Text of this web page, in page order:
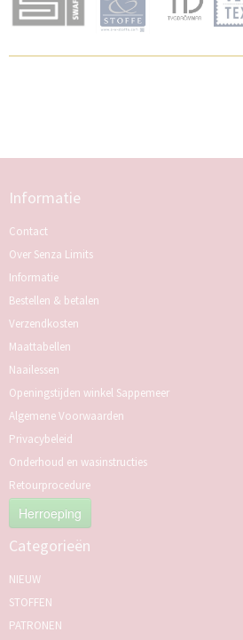
Informatie
Contact
Over Senza Limits
Informatie
Bestellen & betalen
Verzendkosten
Maattabellen
Naailessen
Openingstijden winkel Sappemeer
Algemene Voorwaarden
Privacybeleid
Onderhoud en wasinstructies
Retourprocedure
Herroeping
Categorieën
NIEUW
STOFFEN
PATRONEN